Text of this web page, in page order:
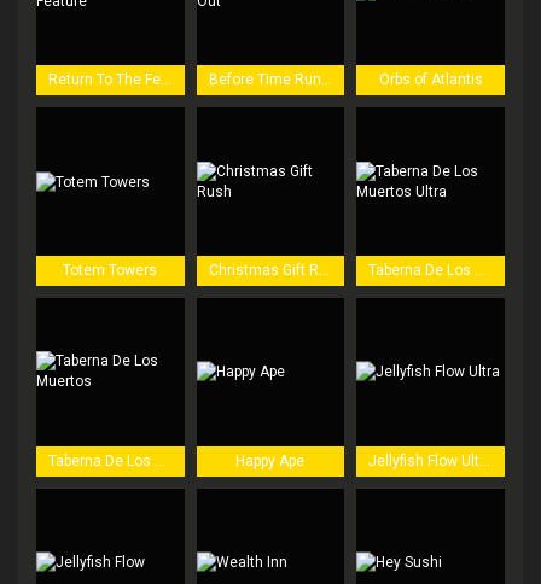
Return To The Feature Before Time Runs Out Orbs of Atlantis
Totem Towers Christmas Gift Rush Taberna De Los Muertos Ultra
Happy Ape